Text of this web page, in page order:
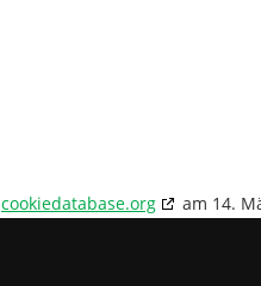
cookiedatabase.org am 14.